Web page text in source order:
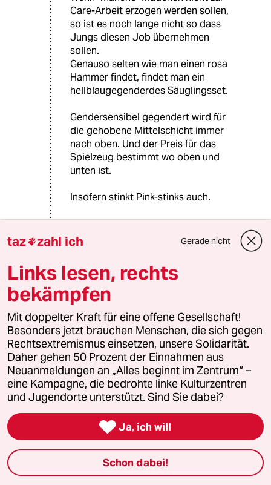
Care-Arbeit erzogen werden sollen,
so ist es noch lange nicht so dass
Jungs diesen Job übernehmen
sollen.
Genauso selten wie man einen rosa
Hammer findet, findet man ein
hellblaugegenderdes Säuglingsset.
Gendersensibel gegendert wird für
die gehobene Mittelschicht immer
nach oben. Und der Preis für das
Spielzeug bestimmt wo oben und
unten ist.
Insofern stinkt Pink-stinks auch.
Beurkeek
@Dr. McSchreck:
Nein, tatsächlich ergibt diese
Argumentation Sinn:
Geht man etwa von einem
Geschwisterpaar aus, das sich aus
einem Mädchen und einem Jungen
mit einigen Jahren Altersunterschied
zusammensetzt, so werden beide
Kinder wohl irgendwann das
Obwohl die Tochter ein paar Jahre
älter ist als ihr Bruder und ihr erstes
Fahrrad daher längst nicht mehr
benötigt, wird sie es nicht an ihren
Bruder weitergeben können, weil es
taz zahl ich Gerade nicht
Links lesen, rechts
bekämpfen
Mit doppelter Kraft für eine offene Gesellschaft!
Besonders jetzt brauchen Menschen, die sich gegen
Rechtsextremismus einsetzen, unsere Solidarität.
Daher gehen 50 Prozent der Einnahmen aus
Neuanmeldungen an „Alles beginnt im Zentrum“ –
eine Kampagne, die bedrohte linke Kulturzentren
und Jugendorte unterstützt. Sind Sie dabei?
 Ja, ich will
Schon dabei!